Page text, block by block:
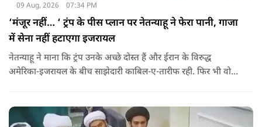
09 Aug, 2026 07:34 PM
‘मंजूर नहीं… ‘ ट्रंप के पीस प्लान पर नेतन्याहू ने फेरा पानी, गाजा
में सेना नहीं हटाएगा इजरायल
नेतन्याहू ने माना कि ट्रंप उनके अच्छे दोस्त हैं और ईरान के विरुद्ध
अमेरिका-इजरायल के बीच साझेदारी काबिल-ए-तारीफ रही. फिर भी वो